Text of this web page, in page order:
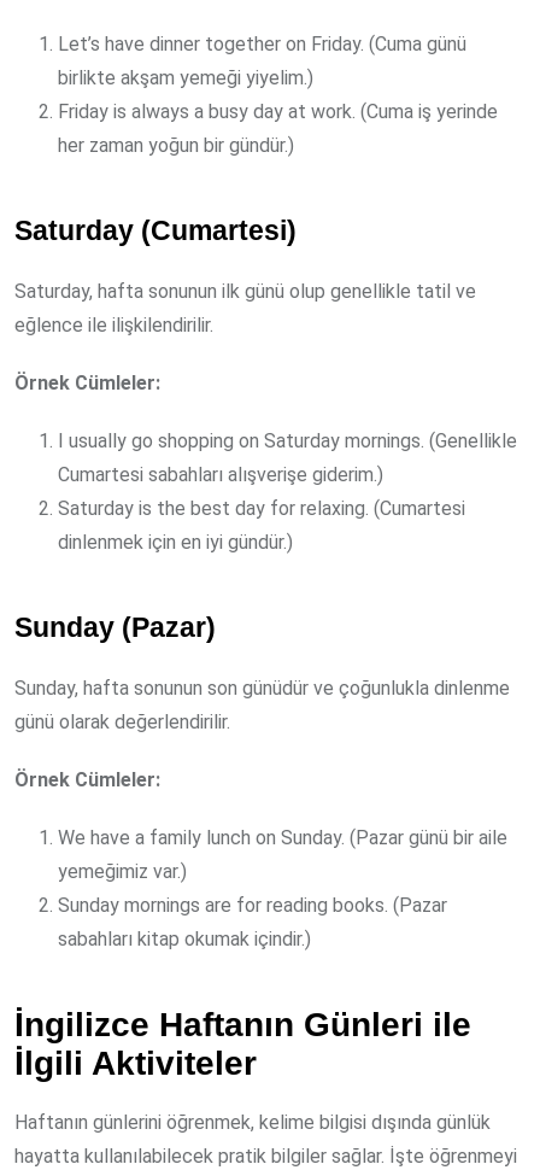
Let’s have dinner together on Friday. (Cuma günü
birlikte akşam yemeği yiyelim.)
Friday is always a busy day at work. (Cuma iş yerinde
her zaman yoğun bir gündür.)
Saturday (Cumartesi)
Saturday, hafta sonunun ilk günü olup genellikle tatil ve
eğlence ile ilişkilendirilir.
Örnek Cümleler:
I usually go shopping on Saturday mornings. (Genellikle
Cumartesi sabahları alışverişe giderim.)
Saturday is the best day for relaxing. (Cumartesi
dinlenmek için en iyi gündür.)
Sunday (Pazar)
Sunday, hafta sonunun son günüdür ve çoğunlukla dinlenme
günü olarak değerlendirilir.
Örnek Cümleler:
We have a family lunch on Sunday. (Pazar günü bir aile
yemeğimiz var.)
Sunday mornings are for reading books. (Pazar
sabahları kitap okumak içindir.)
İngilizce Haftanın Günleri ile
İlgili Aktiviteler
Haftanın günlerini öğrenmek, kelime bilgisi dışında günlük
hayatta kullanılabilecek pratik bilgiler sağlar. İşte öğrenmeyi